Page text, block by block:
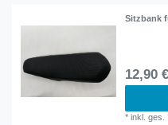
Sitzbank
12,90
*inkl. ges.